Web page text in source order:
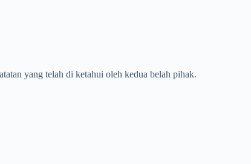
yang telah di ketahui oleh kedua belah pihak.